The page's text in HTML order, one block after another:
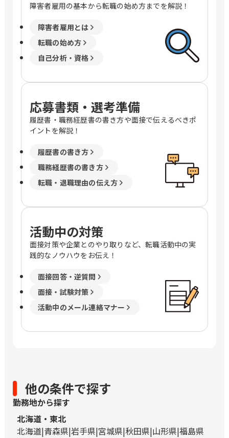
障害者雇用の基本から転職の始め方までを解説！
障害者雇用とは
転職の始め方
自己分析・資格
応募書類・選考準備
履歴書・職務経歴書の書き方や面接で伝えるべきポ
イントを解説！
履歴書の書き方
職務経歴書の書き方
転職・退職理由の伝え方
活動中の対策
面接対策や企業とのやり取りなど、転職活動中の実
践的なノウハウをお伝え！
面接回答・逆質問
面接・試験対策
活動中のメール連絡マナー
他の条件で探す
勤務地から探す
北海道・東北
北海道 青森県 岩手県 宮城県 秋田県 山形県 福島県